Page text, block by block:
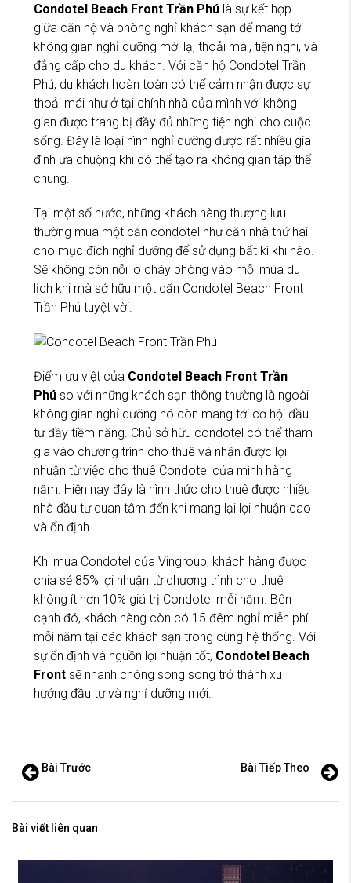
Condotel Beach Front Trần Phú là sự kết hợp
giữa căn hộ và phòng nghỉ khách sạn để mang tới
không gian nghỉ dưỡng mới lạ, thoải mái, tiện nghi, và
đẳng cấp cho du khách. Với căn hộ Condotel Trần
Phú, du khách hoàn toàn có thể cảm nhận được sự
thoải mái như ở tại chính nhà của mình với không
gian được trang bị đầy đủ những tiện nghi cho cuộc
sống. Đây là loại hình nghỉ dưỡng được rất nhiều gia
đình ưa chuộng khi có thể tạo ra không gian tập thể
chung.
Tại một số nước, những khách hàng thượng lưu
thường mua một căn condotel như căn nhà thứ hai
cho mục đích nghỉ dưỡng để sử dụng bất kì khi nào.
Sẽ không còn nỗi lo cháy phòng vào mỗi mùa du
lịch khi mà sở hữu một căn Condotel Beach Front
Trần Phú tuyệt vời.
Điểm ưu việt của Condotel Beach Front Trần
Phú so với những khách sạn thông thường là ngoài
không gian nghỉ dưỡng nó còn mang tới cơ hội đầu
tư đầy tiềm năng. Chủ sở hữu condotel có thể tham
gia vào chương trình cho thuê và nhận được lợi
nhuận từ việc cho thuê Condotel của mình hàng
năm. Hiện nay đây là hình thức cho thuê được nhiều
nhà đầu tư quan tâm đến khi mang lại lợi nhuận cao
và ổn định.
Khi mua Condotel của Vingroup, khách hàng được
chia sẻ 85% lợi nhuận từ chương trình cho thuê
không ít hơn 10% giá trị Condotel mỗi năm. Bên
cạnh đó, khách hàng còn có 15 đêm nghỉ miễn phí
mỗi năm tại các khách sạn trong cùng hệ thống. Với
sự ổn định và nguồn lợi nhuận tốt, Condotel Beach
Front sẽ nhanh chóng song song trở thành xu
hướng đầu tư và nghỉ dưỡng mới.
Bài Trước Bài Tiếp Theo
Bài viết liên quan